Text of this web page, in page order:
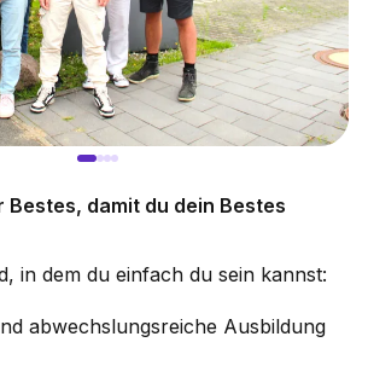
Bestes, damit du dein Bestes
in dem du einfach du sein kannst:
abwechslungsreiche Ausbildung